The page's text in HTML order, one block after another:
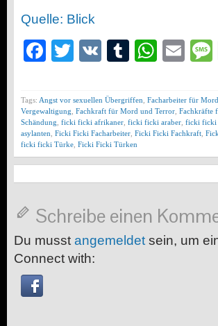
Quelle: Blick
Facebook
Twitter
VK Tumblr
Tags: Angst vor sexuellen Übergriffen Facharbeiter für
Vergewaltigung Fachkraft für Mord und Terror Fachkräfte
Schändung ficki ficki afrikaner ficki ficki araber ficki ficki
asylanten Ficki Ficki Facharbeiter Ficki Ficki Fachkraft
ficki ficki Türke Ficki Ficki Türken
Schreibe einen
Du musst angemeldet sein, um
Connect with: